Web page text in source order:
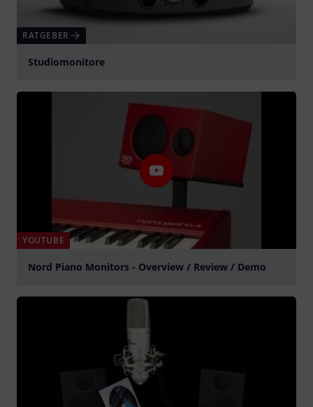
RATGEBER
Studiomonitore
YOUTUBE
Nord Piano Monitors - Overview / Review / Demo